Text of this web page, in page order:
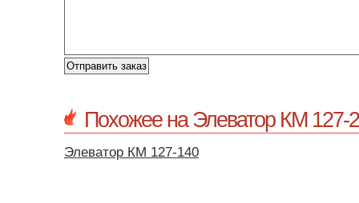
Похожее на Элеватор КМ 127-
Элеватор КМ 127-140